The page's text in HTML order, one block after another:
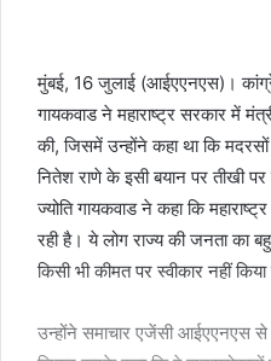
मुंबई, 16 जुलाई (आईएएनएस)।
गायकवाड ने महाराष्ट्र सरकार में
की, जिसमें उन्होंने कहा था कि मदरसों
नितेश राणे के इसी बयान पर तीखी
ज्योति गायकवाड ने कहा कि महाराष्ट्र
रही है। ये लोग राज्य की जनता का
किसी भी कीमत पर स्वीकार नहीं
उन्होंने समाचार एजेंसी आईएएनएस से